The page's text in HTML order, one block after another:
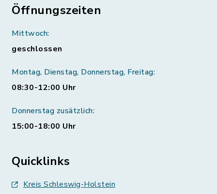
Öffnungszeiten
Mittwoch:
geschlossen
Montag, Dienstag, Donnerstag, Freitag:
08:30-12:00 Uhr
Donnerstag zusätzlich:
15:00-18:00 Uhr
Quicklinks
Kreis Schleswig-Holstein